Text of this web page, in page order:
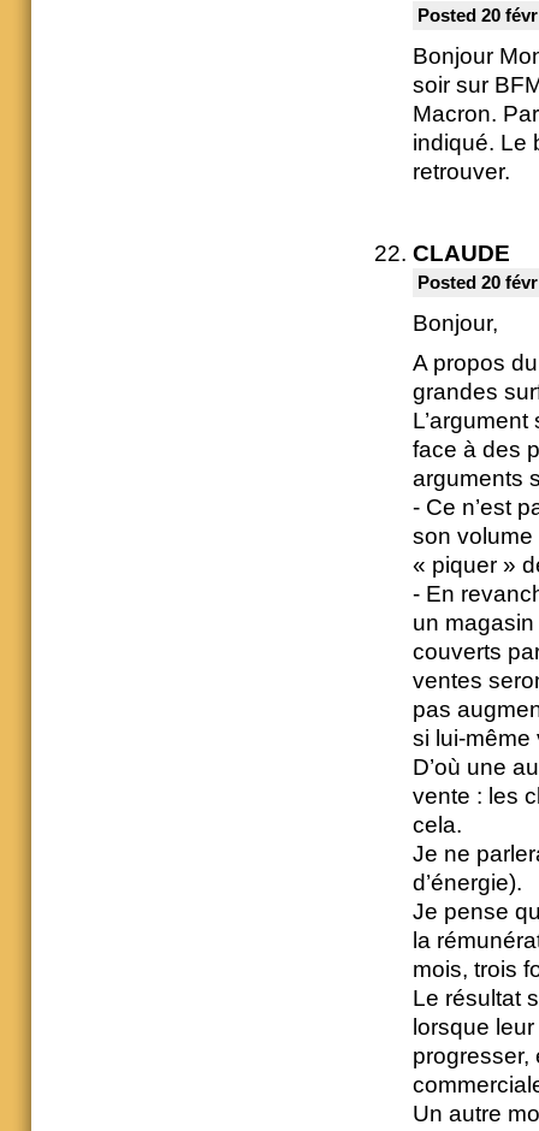
Posted 20
Bonjour
soir sur
Macron.
indiqué. Le
retrouver.
CLAUDE
Posted 20
Bonjour,
A propos
grandes
face à des
arguments
- Ce n’est
son volume
« piquer »
- En
un
couverts
ventes
pas
si lui-même
D’où une
vente : les
cela.
Je ne
d’énergie).
Je pense
la
mois, trois
Le résultat
lorsque
progresser,
Un autre